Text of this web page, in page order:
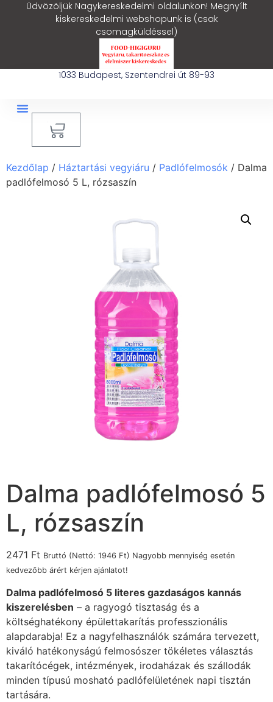
Üdvözöljük Nagykereskedelmi oldalunkon! Megnyílt
kiskereskedelmi webshopunk is (csak
csomagküldéssel)
1033 Budapest, Szentendrei út 89-93
Kezdőlap / Háztartási vegyiáru / Padlófelmosók / Dalma
padlófelmosó 5 L, rózsaszín
Dalma padlófelmosó 5
L, rózsaszín
2471 Ft Bruttó (Nettó: 1946 Ft) Nagyobb mennyiség esetén
kedvezőbb árért kérjen ajánlatot!
Dalma padlófelmosó 5 literes gazdaságos kannás
kiszerelésben – a ragyogó tisztaság és a
költséghatékony épülettakarítás professzionális
alapdarabja! Ez a nagyfelhasználók számára tervezett,
kiváló hatékonyságú felmosószer tökéletes választás
takarítócégek, intézmények, irodaházak és szállodák
minden típusú mosható padlófelületének napi tisztán
tartására.